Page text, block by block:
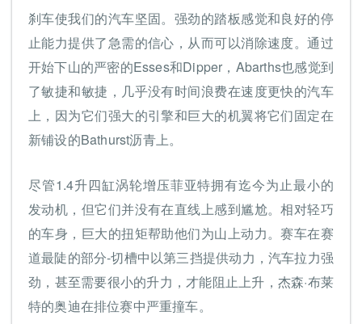
刹车使我们的汽车坚固。强劲的踏板感觉和良好的停
止能力提供了急需的信心，从而可以消除速度。通过
开始下山的严密的Esses和Dipper，Abarths也感觉到
了敏捷和敏捷，几乎没有时间浪费在速度更快的汽车
上，因为它们强大的引擎和巨大的机翼将它们固定在
新铺设的Bathurst沥青上。
尽管1.4升四缸涡轮增压菲亚特拥有迄今为止最小的
发动机，但它们并没有在直线上感到尴尬。相对轻巧
的车身，巨大的扭矩帮助他们为山上动力。赛车在赛
道最陡的部分-切槽中以第三挡提供动力，汽车拉力强
劲，甚至需要很小的升力，才能阻止上升，杰森·布莱
特的奥迪在排位赛中严重撞车。